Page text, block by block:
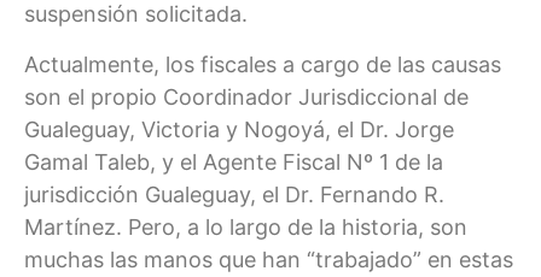
suspensión solicitada.
Actualmente, los fiscales a cargo de las causas
son el propio Coordinador Jurisdiccional de
Gualeguay, Victoria y Nogoyá, el Dr. Jorge
Gamal Taleb, y el Agente Fiscal Nº 1 de la
jurisdicción Gualeguay, el Dr. Fernando R.
Martínez. Pero, a lo largo de la historia, son
muchas las manos que han “trabajado” en estas